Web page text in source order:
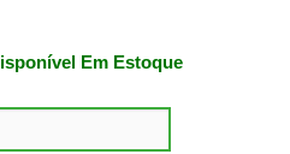
Em Estoque